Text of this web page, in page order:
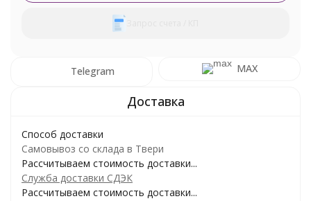
Telegram MAX
Способ доставки
Самовывоз со склада в Твери
Рассчитываем стоимость доставки...
Служба доставки СДЭК
Рассчитываем стоимость доставки...